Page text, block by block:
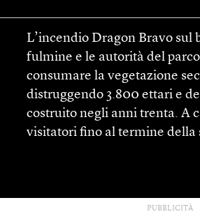
L’incendio Dragon Bravo sul
fulmine e le autorità del
consumare la vegetazione
distruggendo 3.800 ettari e
costruito negli anni trenta. A
visitatori fino al termine della
PUBBLICITÀ